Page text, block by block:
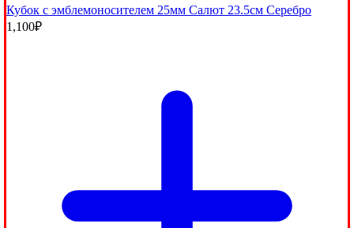
Кубок с эмблемоносителем 25мм Салют 23.5см Серебро
1,100₽